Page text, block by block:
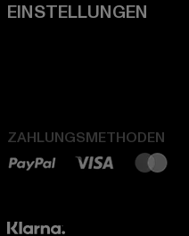
ZAHLUNGSMETHODEN